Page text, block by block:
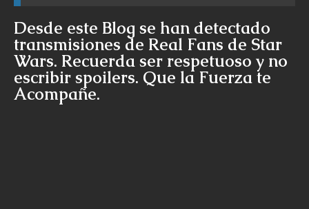
Desde este Blog se han detectado
transmisiones de Real Fans de Star
Wars. Recuerda ser respetuoso y no
escribir spoilers. Que la Fuerza te
Acompañe.